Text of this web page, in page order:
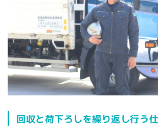
回収と荷下ろしを繰り返し行う